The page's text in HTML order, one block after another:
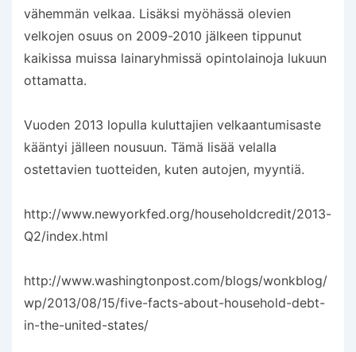
vähemmän velkaa. Lisäksi myöhässä olevien
velkojen osuus on 2009-2010 jälkeen tippunut
kaikissa muissa lainaryhmissä opintolainoja lukuun
ottamatta.
Vuoden 2013 lopulla kuluttajien velkaantumisaste
kääntyi jälleen nousuun. Tämä lisää velalla
ostettavien tuotteiden, kuten autojen, myyntiä.
http://www.newyorkfed.org/householdcredit/2013-
Q2/index.html
http://www.washingtonpost.com/blogs/wonkblog/
wp/2013/08/15/five-facts-about-household-debt-
in-the-united-states/